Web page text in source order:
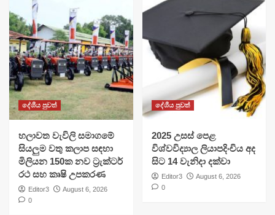
දේශීය පුවත්
හලාවත වැවිලි සමාගමේ
සියලුම වතු කලාප සඳහා
මිලියන 150ක නව ට්‍රැක්ටර්
රථ සහ කෘෂි උපකරණ
Editor3
August 6, 2026
0
දේශීය පුවත්
​2025 උසස් පෙළ
විශ්වවිද්‍යාල ලියාපදිංචිය අද
සිට 14 වැනිදා දක්වා
Editor3
August 6, 2026
0